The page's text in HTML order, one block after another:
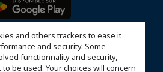
and others trackers to ease it
and security. Some
functionnality and security,
be used. Your choices will concern